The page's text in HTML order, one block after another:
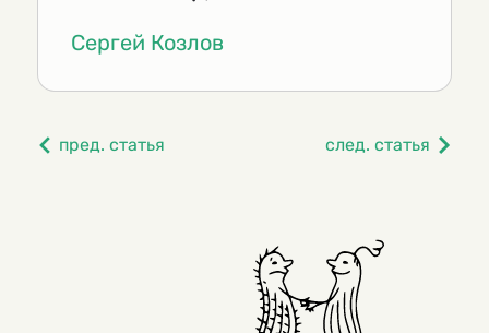
Сергей Козлов
пред. статья след. статья